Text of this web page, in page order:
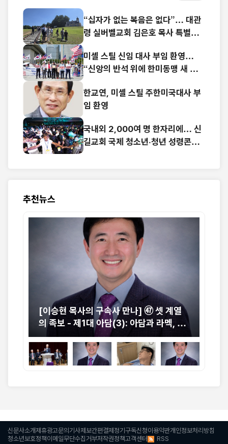
“십자가 없는 복음은 없다”… 대관
령 실버벨교회 김은호 목사 특별초
미셸 스틸 신임 대사 부임 환영…
“신앙의 반석 위에 한미동맹 새 도
한교연, 미셸 스틸 주한미국대사 부
임 환영
국내외 2,000여 명 한자리에… 신
길교회 국제 청소년·청년 성령콘퍼
추천뉴스
[이승현 목사의 구속사 만나] ㊼ 셋 계열
의 족보 - 제1대 아담(3): 아담과 라멕, 그
리고 에녹의 동시대
신문사소개제휴광고문의 기사제보간편결제 정기구독신청이용약관개인정보처리방침
청소년보호정책 이메일무단수집거부저작권정책고객센터 RSS